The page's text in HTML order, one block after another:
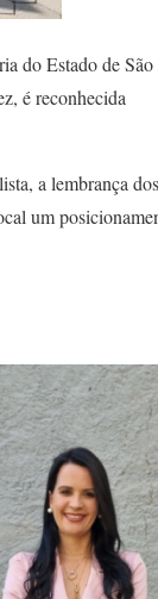
do Estado de São
é reconhecida
a lembrança
um